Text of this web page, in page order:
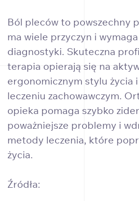
Ból pleców to powszechny
ma wiele przyczyn i
diagnostyki. Skuteczna
terapia opierają się na
ergonomicznym stylu życia
leczeniu zachowawczym.
opieka pomaga szybko
poważniejsze problemy i
metody leczenia, które
życia.
Źródła: